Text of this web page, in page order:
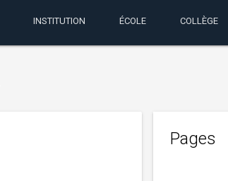
INSTITUTION ÉCOLE COLLÈGE
Pages